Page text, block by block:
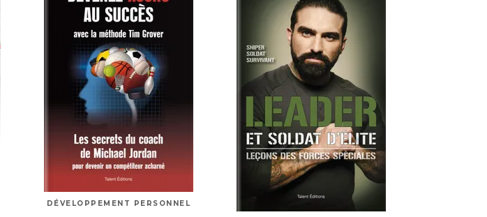
DÉVELOPPEMENT PERSONNEL